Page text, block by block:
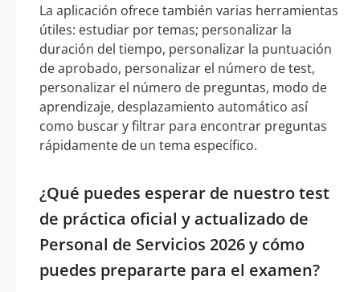
La aplicación ofrece también varias herramientas
útiles: estudiar por temas; personalizar la
duración del tiempo, personalizar la puntuación
de aprobado, personalizar el número de test,
personalizar el número de preguntas, modo de
aprendizaje, desplazamiento automático así
como buscar y filtrar para encontrar preguntas
rápidamente de un tema específico.
¿Qué puedes esperar de nuestro test
de práctica oficial y actualizado de
Personal de Servicios 2026 y cómo
puedes prepararte para el examen?